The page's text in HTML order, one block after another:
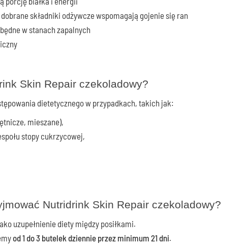
składniki odżywcze wspomagają gojenie się ran
w stanach zapalnych
Skin Repair czekoladowy?
dietetycznego w przypadkach, takich jak:
mieszane),
stopy cukrzycowej,
Nutridrink Skin Repair czekoladowy?
uzupełnienie diety między posiłkami.
od 1 do 3 butelek dziennie przez minimum 21 dni.